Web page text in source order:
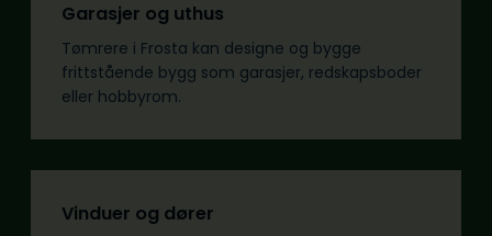
Garasjer og uthus
Tømrere i Frosta kan designe og bygge
frittstående bygg som garasjer, redskapsboder
eller hobbyrom.
Vinduer og dører